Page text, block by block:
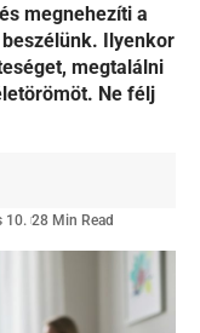
megnehezíti a
Ilyenkor
megtalálni
Ne félj
10. 28 Min Read